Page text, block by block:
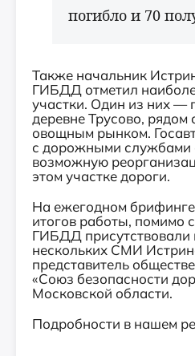
погибло и 70
Также начальник
ГИБДД отметил
участки. Один из них —
деревне Трусово, рядом
овощным рынком.
с дорожными службами
возможную
этом участке дороги.
На ежегодном
итогов работы, помимо
ГИБДД присутствовали
нескольких СМИ
представитель
«Союз безопасности
Московской области.
Подробности в нашем